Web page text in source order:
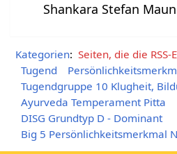
Shankara Stefan
Kategorien: Seiten, die die
Tugend
Tugendgruppe 10 Klugheit,
Ayurveda Temperament Pitta
DISG Grundtyp D - Dominant
Big 5 Persönlichkeitsmerkmal